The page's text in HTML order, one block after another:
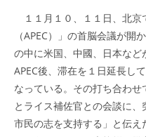
１１月１０、１１日、北京
（APEC）」の首脳会議が開
の中に米国、中國、日本な
APEC後、滞在を１日延長し
なっている。その打ち合わ
とライス補佐官との会談に
市民の志を支持する」と伝え